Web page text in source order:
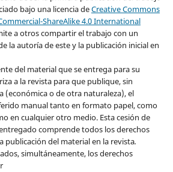
bajo una licencia deCreative Commons
ShareAlike 4.0 International
a otros compartir el trabajo con un
la autoría de este y la publicación inicial en
del material que se entrega para su
a la revista para que publique, sin
(económica o de otra naturaleza), el
manual tanto en formato papel, como
en cualquier otro medio. Esta cesión de
comprende todos los derechos
publicación del material en la revista.
simultáneamente, los derechos